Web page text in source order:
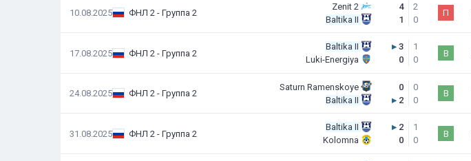
10.08.2025 ФНЛ 2 - Группа 2
Zenit 2
Baltika II
4
1
2
0
П
17.08.2025 ФНЛ 2 - Группа 2
Baltika II
Luki-Energiya
▸ 3
0
1
0
В
24.08.2025 ФНЛ 2 - Группа 2
Saturn Ramenskoye
Baltika II
0
▸ 2
0
0
В
31.08.2025 ФНЛ 2 - Группа 2
Baltika II
Kolomna
▸ 2
0
1
0
В